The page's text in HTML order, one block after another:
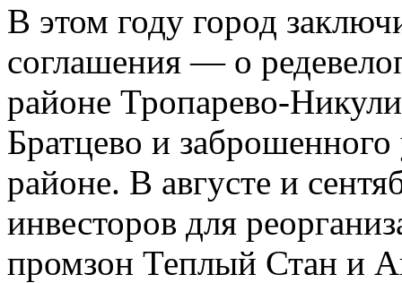
В этом году город
соглашения — о
районе Тропарево-
Братцево и
районе. В августе и
инвесторов для
промзон Теплый Стан и